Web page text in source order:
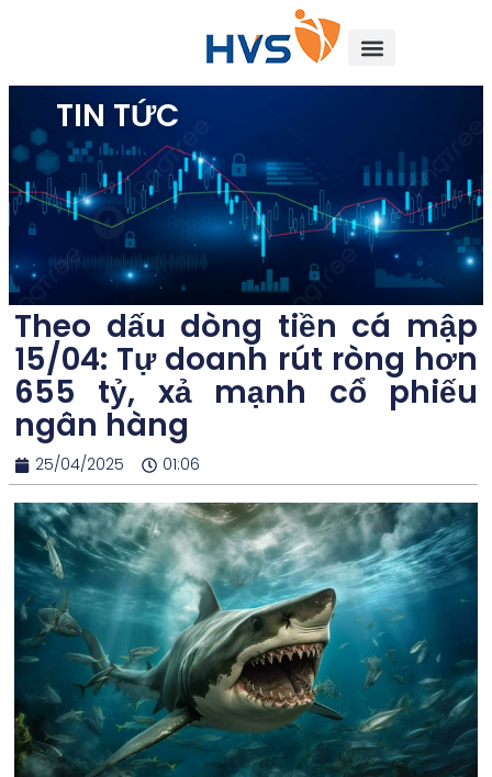
TIN TỨC
Theo dấu dòng tiền cá mập
15/04: Tự doanh rút ròng hơn
655 tỷ, xả mạnh cổ phiếu
ngân hàng
25/04/2025 01:06